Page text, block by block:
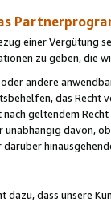
einer Vergütung
zu geben, die
andere
das
geltendem
unabhängig davon,
dass unsere